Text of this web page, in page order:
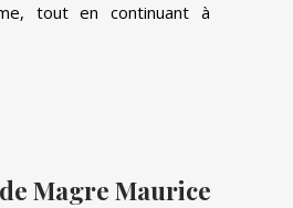
tout en continuant à
Magre Maurice